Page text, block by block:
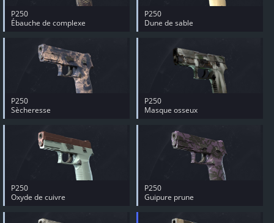
P250
Ébauche de complexe
P250
Dune de sable
P250
Sècheresse
P250
Masque osseux
P250
Oxyde de cuivre
P250
Guipure prune